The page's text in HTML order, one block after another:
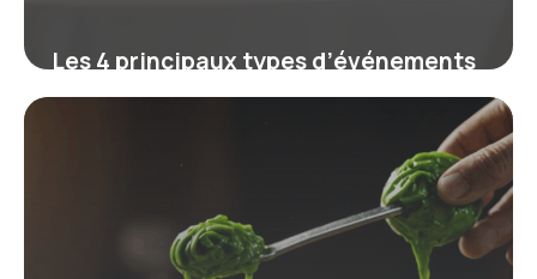
Les 4 principaux types d’événements
pour réussir votre organisation